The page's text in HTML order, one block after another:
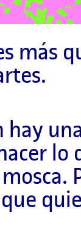
más
hay
lo